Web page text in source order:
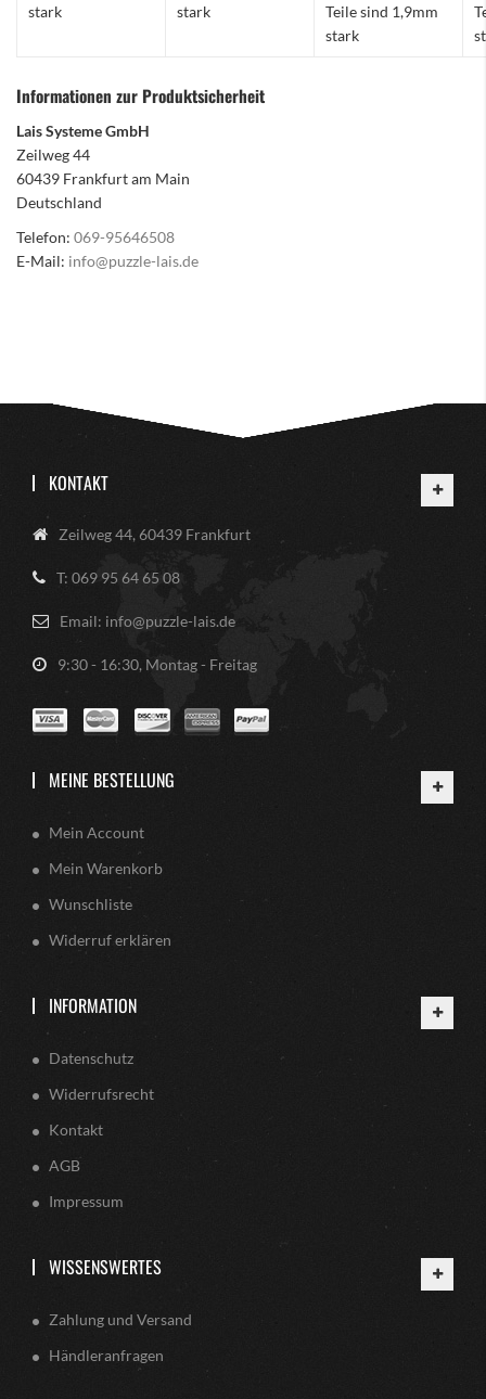
stark
stark
Teile sind 1,9mm
stark
Informationen zur Produktsicherheit
Lais Systeme GmbH
Zeilweg 44
60439 Frankfurt am Main
Deutschland
Telefon: 069-95646508
E-Mail: info@puzzle-lais.de
KONTAKT
Zeilweg 44, 60439 Frankfurt
T: 069 95 64 65 08
Email: info@puzzle-lais.de
9:30 - 16:30, Montag - Freitag
MEINE BESTELLUNG
Mein Account
Mein Warenkorb
Wunschliste
Widerruf erklären
INFORMATION
Datenschutz
Widerrufsrecht
Kontakt
AGB
Impressum
WISSENSWERTES
Zahlung und Versand
Händleranfragen